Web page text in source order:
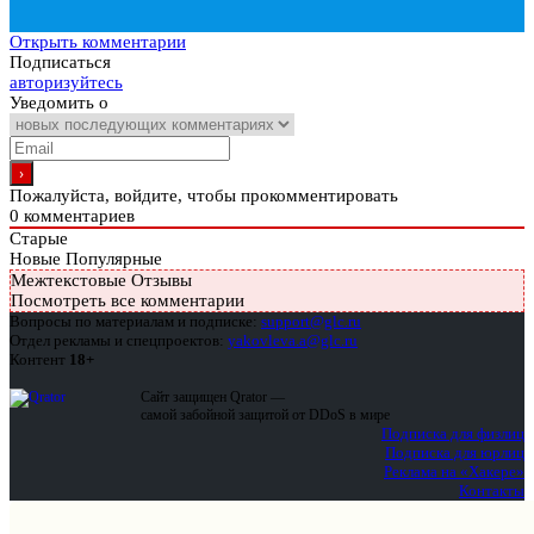
Открыть комментарии
Подписаться
авторизуйтесь
Уведомить о
Пожалуйста, войдите, чтобы прокомментировать
0 комментариев
Старые
Новые Популярные
Межтекстовые Отзывы
Посмотреть все комментарии
Вопросы по материалам и подписке: support@glc.ru
Отдел рекламы и спецпроектов: yakovleva.a@glc.ru
Контент 18+
Сайт защищен Qrator —
самой забойной защитой от DDoS в мире
Подписка для физлиц
Подписка для юрлиц
Реклама на «Хакере»
Контакты